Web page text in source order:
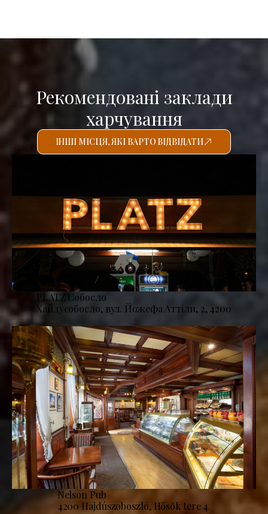
Рекомендовані заклади
харчування
ІНШІ МІСЦЯ, ЯКІ ВАРТО ВІДВІДАТИ
PLATZ Собосло
Хайдусобосло, вул. Йожефа Аттіли, 2, 4200
Nelson Pub
4200 Hajdúszoboszló, Hősök tere 4.